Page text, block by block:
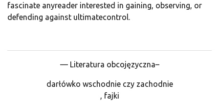
fascinate anyreader interested in gaining, observing, or
defending against ultimatecontrol.
— Literatura obcojęzyczna–
darłówko wschodnie czy zachodnie
, fajki